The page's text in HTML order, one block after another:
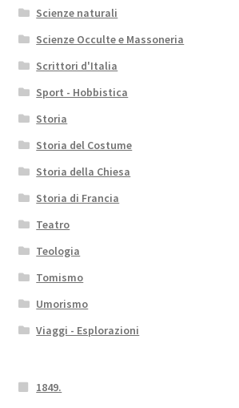
Scienze naturali
Scienze Occulte e Massoneria
Scrittori d'Italia
Sport - Hobbistica
Storia
Storia del Costume
Storia della Chiesa
Storia di Francia
Teatro
Teologia
Tomismo
Umorismo
Viaggi - Esplorazioni
1849.